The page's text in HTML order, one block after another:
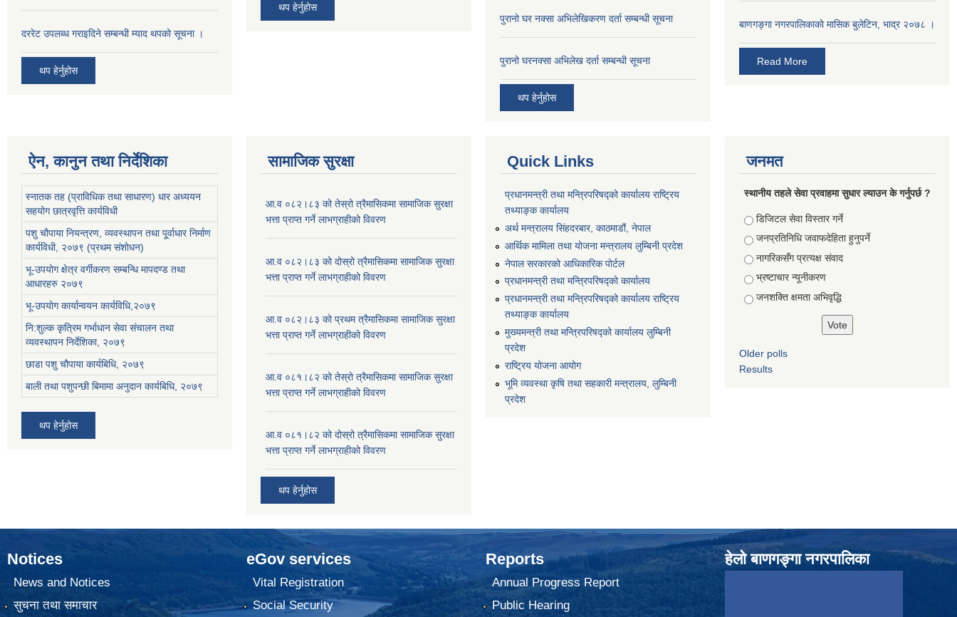
दररेट उपलब्ध गराइदिने सम्बन्धी म्याद थपको सूचना ।
थप हेर्नुहोस
थप हेर्नुहोस
पुरानो घर नक्सा अभिलेखिकरण दर्ता सम्बन्धी सूचना
पुरानो घरनक्सा अभिलेख दर्ता सम्बन्धी सूचना
थप हेर्नुहोस
बाणगङ्गा नगरपालिकाकाे मासिक बुलेटिन, भाद्र २०७८ ।
Read More
ऐन, कानुन तथा निर्देशिका
स्नातक तह (प्राविधिक तथा साधारण) धार अध्ययन
सहयोग छात्रवृत्ति कार्यविधी
पशु चौपाया नियन्त्रण, व्यवस्थापन तथा पू्र्वाधार निर्माण
कार्यविधी, २०७९ (प्रथम संशोधन)
भू-उपयोग क्षेत्र वर्गीकरण सम्बन्धि मापदण्ड तथा
आधारहरु २०७९
भू-उपयोग कार्यान्वयन कार्यविधि,२०७९
नि:शुल्क कृत्रिम गर्भाधान सेवा संचालन तथा
व्यवस्थापन निर्देशिका, २०७९
छाडा पशु चौपाया कार्यबिधि, २०७९
बाली तथा पशुपन्छी बिमामा अनुदान कार्यबिधि, २०७९
थप हेर्नुहोस
सामाजिक सुरक्षा
आ.व ०८२।८३ को तेस्रो त्रैमासिकमा सामाजिक सुरक्षा
भत्ता प्राप्त गर्ने लाभग्राहीको विवरण
आ.व ०८२।८३ को दोस्रो त्रैमासिकमा सामाजिक सुरक्षा
भत्ता प्राप्त गर्ने लाभग्राहीको विवरण
आ.व ०८२।८३ को प्रथम त्रैमासिकमा सामाजिक सुरक्षा
भत्ता प्राप्त गर्ने लाभग्राहीको विवरण
आ.व ०८१।८२ को तेस्रो त्रैमासिकमा सामाजिक सुरक्षा
भत्ता प्राप्त गर्ने लाभग्राहीको विवरण
आ.व ०८१।८२ को दोस्रो त्रैमासिकमा सामाजिक सुरक्षा
भत्ता प्राप्त गर्ने लाभग्राहीको विवरण
थप हेर्नुहोस
Quick Links
प्रधानमन्त्री तथा मन्त्रिपरिषद्को कार्यालय राष्ट्रिय
तथ्याङ्क कार्यालय
अर्थ मन्त्रालय सिंहदरबार, काठमाडौं, नेपाल
आर्थिक मामिला तथा योजना मन्त्रालय लुम्बिनी प्रदेश
नेपाल सरकारको आधिकारिक पोर्टल
प्रधानमन्त्री तथा मन्त्रिपरिषद्को कार्यालय
प्रधानमन्त्री तथा मन्त्रिपरिषद्को कार्यालय राष्ट्रिय
तथ्याङ्क कार्यालय
मुख्यमन्त्री तथा मन्त्रिपरिषद्को कार्यालय लुम्बिनी
प्रदेश
राष्ट्रिय योजना आयोग
भूमि व्यवस्था कृषि तथा सहकारी मन्त्रालय, लुम्बिनी
प्रदेश
जनमत
स्थानीय तहले सेवा प्रवाहमा सुधार ल्याउन के गर्नुपर्छ ?
Choices
डिजिटल सेवा विस्तार गर्ने
जनप्रतिनिधि जवाफदेहिता हुनुपर्ने
नागरिकसँग प्रत्यक्ष संवाद
भ्रष्टाचार न्यूनीकरण
जनशक्ति क्षमता अभिवृद्धि
Older polls
Results
Notices
News and Notices
सुचना तथा समाचार
eGov services
Vital Registration
Social Security
Reports
Annual Progress Report
Public Hearing
हेलाे बाणगङ्गा नगरपालिका